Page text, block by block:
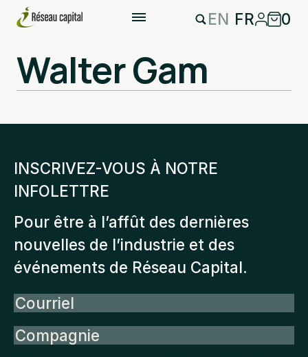
EN FR 0
Walter Gam
INSCRIVEZ-VOUS À NOTRE
INFOLETTRE
Pour être à l’affût des dernières
nouvelles de l’industrie et des
événements de Réseau Capital.
Courriel
Compagnie